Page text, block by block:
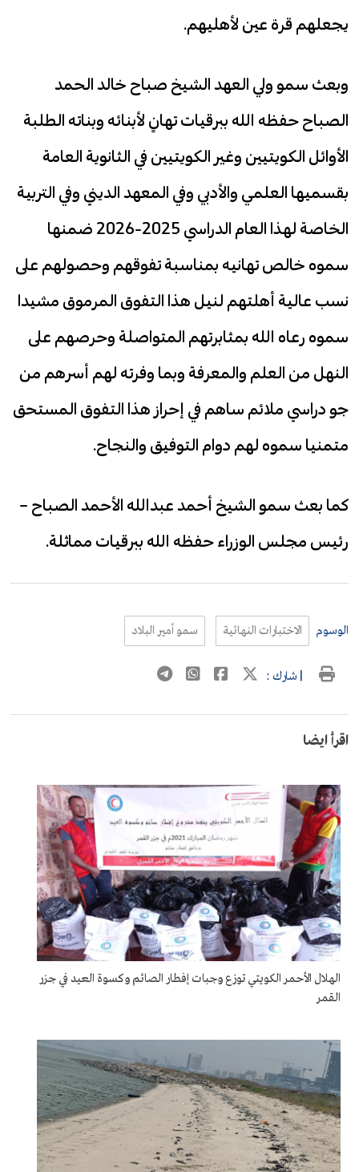
يجعلهم قرة عين لأهليهم.
وبعث سمو ولي العهد الشيخ صباح خالد الحمد
الصباح حفظه الله ببرقيات تهانٍ لأبنائه وبناته الطلبة
الأوائل الكويتيين وغير الكويتيين في الثانوية العامة
بقسميها العلمي والأدبي وفي المعهد الديني وفي التربية
الخاصة لهذا العام الدراسي 2025-2026 ضمنها
سموه خالص تهانيه بمناسبة تفوقهم وحصولهم على
نسب عالية أهلتهم لنيل هذا التفوق المرموق مشيدا
سموه رعاه الله بمثابرتهم المتواصلة وحرصهم على
النهل من العلم والمعرفة وبما وفرته لهم أسرهم من
جو دراسي ملائم ساهم في إحراز هذا التفوق المستحق
متمنيا سموه لهم دوام التوفيق والنجاح.
كما بعث سمو الشيخ أحمد عبدالله الأحمد الصباح –
رئيس مجلس الوزراء حفظه الله ببرقيات مماثلة.
الوسوم الاختبارات النهائية سمو أمير البلاد
| شارك :
اقرأ ايضا
الهلال الأحمر الكويتي توزع وجبات إفطار الصائم وكسوة العيد في جزر
القمر